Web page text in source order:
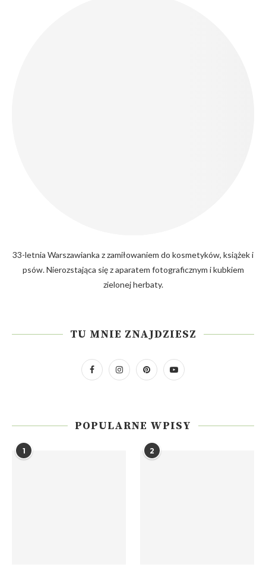
33-letnia Warszawianka z zamiłowaniem do kosmetyków, książek i
psów. Nierozstająca się z aparatem fotograficznym i kubkiem
zielonej herbaty.
TU MNIE ZNAJDZIESZ
POPULARNE WPISY
1 2